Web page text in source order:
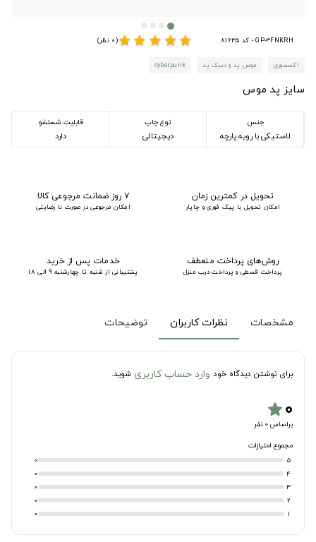
GP-3FNKRH - کد 81635 star
star
star
star
star(0 نظر)
اکسسوری موس پد و دسک پد cyberpunk
سایز پد موس
جنس
لاستیکی با رویه پارچه
نوع چاپ
دیجیتالی
قابلیت شستشو
دارد
تحویل در کمترین زمان
امکان تحویل با پیک فوری و چاپار
۷ روز ضمانت مرجوعی کالا
امکان مرجوعی در صورت نا رضایتی
روش‌های پرداخت منعطف
پرداخت قسطی و پرداخت درب منزل
خدمات پس از خرید
پشتیبانی از شنبه تا چهارشنبه 9 الی 18
مشخصات نظرات کاربران توضیحات
برای نوشتن دیدگاه خود وارد حساب کاربری شوید.
۰star
براساس 0 نفر
مجموع امتیازات
5
0
4
0
3
0
2
0
1
0